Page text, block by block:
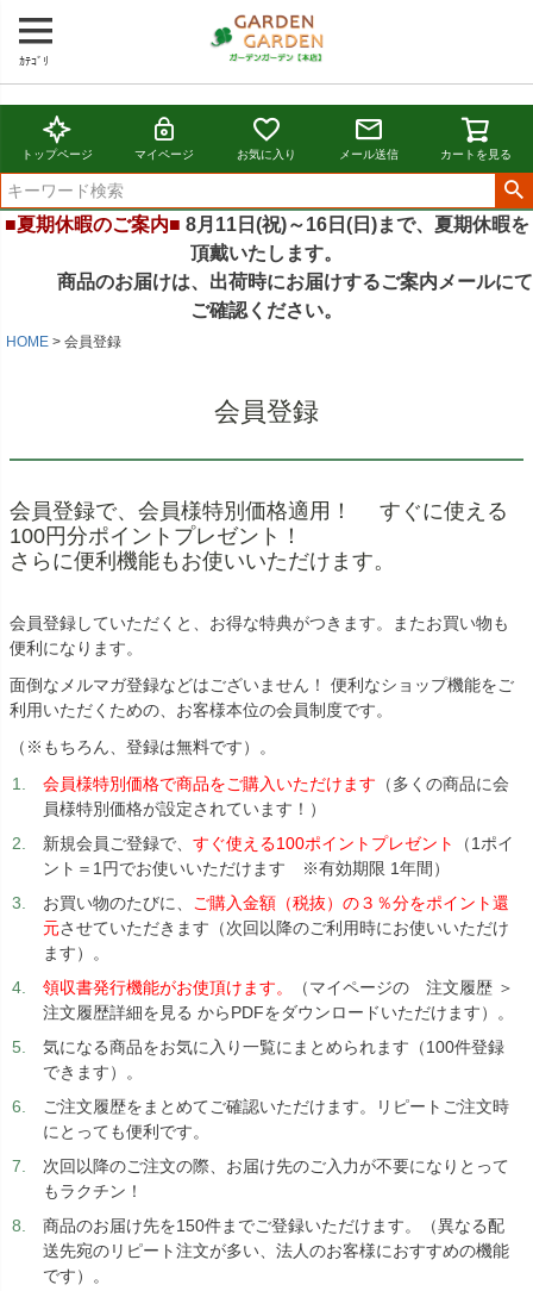
ｶﾃｺﾞﾘ
トップページ マイページ お気に入り メール送信 カートを見る
■夏期休暇のご案内■ 8月11日(祝)～16日(日)まで、夏期休暇を
頂戴いたします。
商品のお届けは、出荷時にお届けするご案内メールにて
ご確認ください。
HOME 会員登録
会員登録
会員登録で、会員様特別価格適用！ すぐに使える
100円分ポイントプレゼント！
さらに便利機能もお使いいただけます。
会員登録していただくと、お得な特典がつきます。またお買い物も
便利になります。
面倒なメルマガ登録などはございません！ 便利なショップ機能をご
利用いただくための、お客様本位の会員制度です。
（※もちろん、登録は無料です）。
会員様特別価格で商品をご購入いただけます （多くの商品に会
員様特別価格が設定されています！）
新規会員ご登録で、 すぐ使える100ポイントプレゼント
（1ポイ
ント＝1円でお使いいただけます ※有効期限 1年間）
お買い物のたびに、 ご購入金額（税抜）の３％分をポイント還
元させていただきます（次回以降のご利用時にお使いいただけ
ます）。
領収書発行機能がお使頂けます。
（マイページの 注文履歴 ＞
注文履歴詳細を見る からPDFをダウンロードいただけます）。
気になる商品をお気に入り一覧にまとめられます（100件登録
できます）。
ご注文履歴をまとめてご確認いただけます。リピートご注文時
にとっても便利です。
次回以降のご注文の際、お届け先のご入力が不要になりとって
もラクチン！
商品のお届け先を150件までご登録いただけます。（異なる配
送先宛のリピート注文が多い、法人のお客様におすすめの機能
です）。